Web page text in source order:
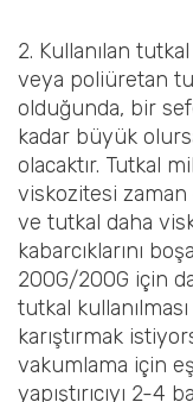
2. Kullanılan
veya poliüretan
olduğunda, bir
kadar büyük
olacaktır. Tutkal
viskozitesi
ve tutkal daha
kabarcıklarını
200G/200G için
tutkal
karıştırmak
vakumlama için
yapıştırıcıyı 2-